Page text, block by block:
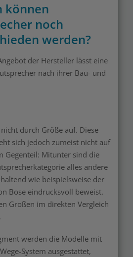
können
noch
werden?
der Hersteller lässt eine
nach ihrer Bau- und
durch Größe auf. Diese
sich jedoch zumeist nicht auf
Gegenteil: Mitunter sind die
alles andere
wie beispielsweise der
Bose eindrucksvoll beweist.
Großen im direkten Vergleich
werden die Modelle mit
System ausgestattet,